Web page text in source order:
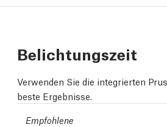
Belichtungszeit
Verwenden Sie die integrierten
beste Ergebnisse.
Empfohlene